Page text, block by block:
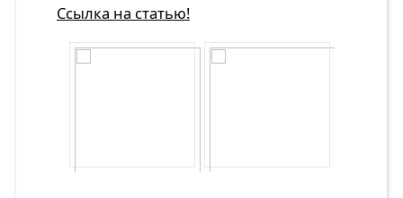
Ссылка на статью!